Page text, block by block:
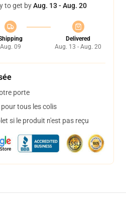
to get byAug. 13 - Aug. 20
Aug. 09
Delivered
Aug. 13 - Aug. 20
porte
tous les colis
si le produit n'est pas reçu